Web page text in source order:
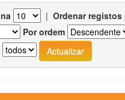
| Ordenar registos
Por ordem